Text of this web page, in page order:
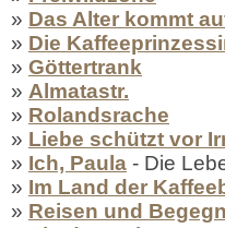
» Das Alter kommt
» Die
» Göttertrank
» Almatastr.
» Rolandsrache
» Liebe schützt vor
» Ich, Paula - Die
» Im Land der
» Reisen und